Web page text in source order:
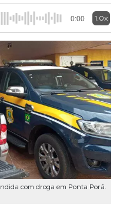
0:00 1.0x
com droga em Ponta Porã.